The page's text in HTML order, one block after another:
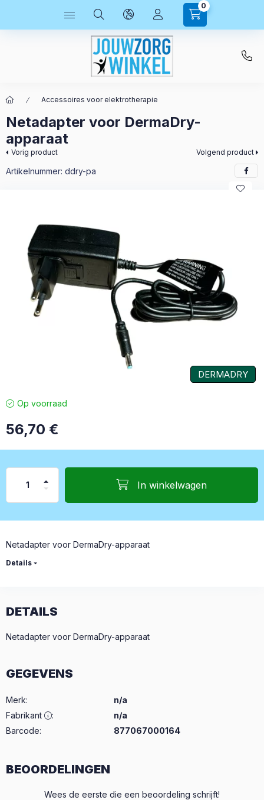
0
Accessoires voor elektrotherapie
Netadapter voor DermaDry-
apparaat
Vorig product Volgend product
Artikelnummer: ddry-pa
DERMADRY
Op voorraad
56,70 €
In winkelwagen
Netadapter voor DermaDry-apparaat
Details
DETAILS
Netadapter voor DermaDry-apparaat
GEGEVENS
Merk:
n/a
Fabrikant
:
n/a
Barcode:
877067000164
BEOORDELINGEN
Wees de eerste die een beoordeling schrijft!